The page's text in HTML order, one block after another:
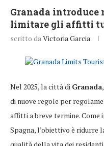
Granada introduce
limitare gli affitti
scritto daVictoria Garcia
Nel 2025, la città di Granada
di nuove regole per
affitti a breve termine.
Spagna, l’obiettivo è ridurre